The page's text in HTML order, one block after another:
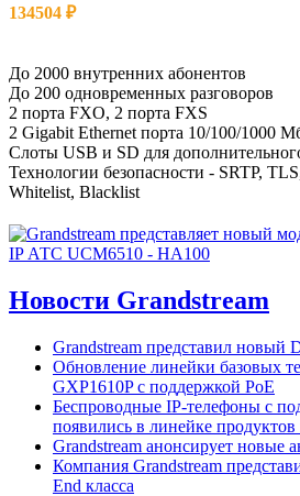
134504 ₽
До 2000 внутренних абонентов
До 200 одновременных разговоров
2 порта FXO, 2 порта FXS
2 Gigabit Ethernet порта 10/100/1000
Слоты USB и SD для
Технологии безопасности - SRTP,
Whitelist, Blacklist
Новости Grandstream
Grandstream представил новый
Обновление линейки базовых
GXP1610P с поддержкой PoE
Беспроводные IP-телефоны с
появились в линейке
Grandstream анонсирует новые
Компания Grandstream
End класса